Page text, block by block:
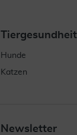
Hunde
Katzen
Newsletter